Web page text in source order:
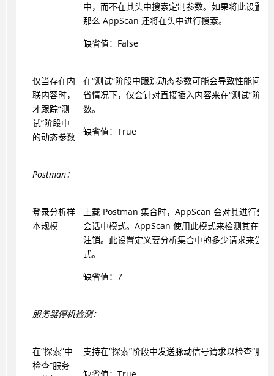
中，而不在其头中搜索定制参数。如果将此设置
那么 AppScan 还将在头中进行搜索。
缺省值：False
仅当存在内
联内容时，
才跟踪“测
试”阶段中
的动态参数
在“测试”阶段中跟踪动态参数可能会导致性能问题
省情况下，仅会针对直接插入内容来在“测试”阶段
数。
缺省值：True
Postman：
登录分析样
本规模
上载 Postman 集合时，AppScan 会对其进行分
会话中模式。AppScan 使用此模式来检测其在扫
注销。此设置定义要分析集合中的多少请求来尝
式。
缺省值：7
服务器停机检测：
在“探索”中
检查“服务
支持在“探索”阶段中发送脉动信号请求以检查“服